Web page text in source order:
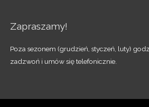
Zapraszamy!
Poza sezonem (grudzień, styczeń, luty)
zadzwoń i umów się telefonicznie.